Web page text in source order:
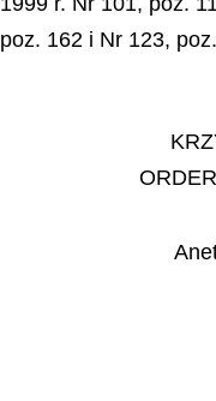
162 i Nr 123,